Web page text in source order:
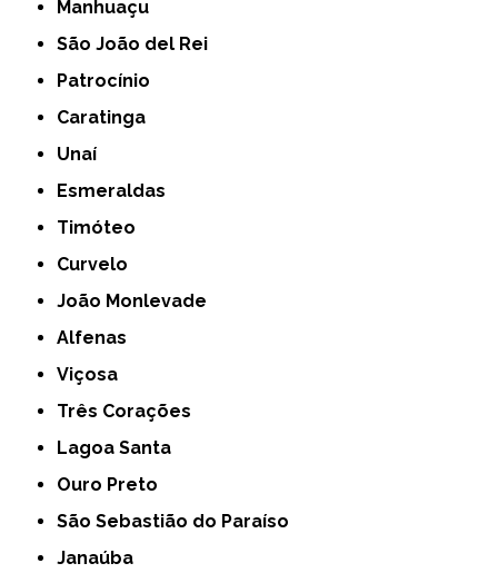
Manhuaçu
São João del Rei
Patrocínio
Caratinga
Unaí
Esmeraldas
Timóteo
Curvelo
João Monlevade
Alfenas
Viçosa
Três Corações
Lagoa Santa
Ouro Preto
São Sebastião do Paraíso
Janaúba